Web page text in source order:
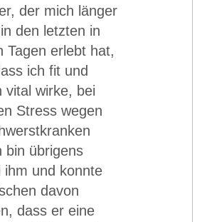
der mich länger
den letzten in
Tagen erlebt hat,
ich fit und
vital wirke, bei
Stress wegen
bin übrigens
ihm und konnte
davon
dass er eine